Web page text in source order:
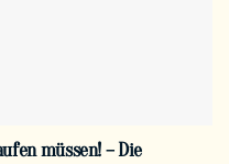
müssen! – Die